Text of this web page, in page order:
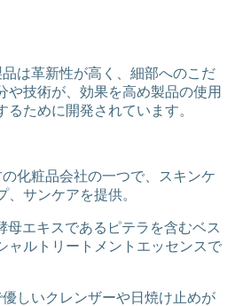
品は革新性が高く、細部へのこだ
や技術が、効果を高め製品の使用
るために開発されています。
の化粧品会社の一つで、スキンケ
、サンケアを提供。
母エキスであるピテラを含むベス
ャルトリートメントエッセンスで
しいクレンザーや日焼け止めが